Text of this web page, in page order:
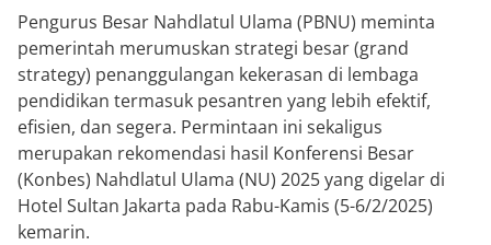
Pengurus Besar Nahdlatul Ulama (PBNU) meminta
pemerintah merumuskan strategi besar (grand
strategy) penanggulangan kekerasan di lembaga
pendidikan termasuk pesantren yang lebih efektif,
efisien, dan segera. Permintaan ini sekaligus
merupakan rekomendasi hasil Konferensi Besar
(Konbes) Nahdlatul Ulama (NU) 2025 yang digelar di
Hotel Sultan Jakarta pada Rabu-Kamis (5-6/2/2025)
kemarin.